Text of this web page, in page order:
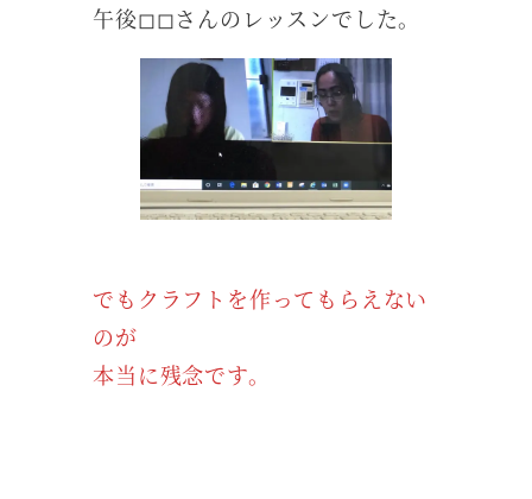
午後◻︎◻︎さんのレッスンでした。
でもクラフトを作ってもらえない
のが
本当に残念です。